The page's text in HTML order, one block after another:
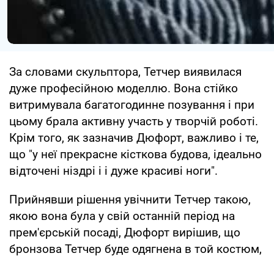
За словами скульптора, Тетчер виявилася
дуже професійною моделлю. Вона стійко
витримувала багатогодинне позування і при
цьому брала активну участь у творчій роботі.
Крім того, як зазначив Дюфорт, важливо і те,
що "у неї прекрасне кісткова будова, ідеально
відточені ніздрі і і дуже красиві ноги".
Прийнявши рішення увічнити Тетчер такою,
якою вона була у свій останній період на
прем'єрській посаді, Дюфорт вирішив, що
бронзова Тетчер буде одягнена в той костюм,